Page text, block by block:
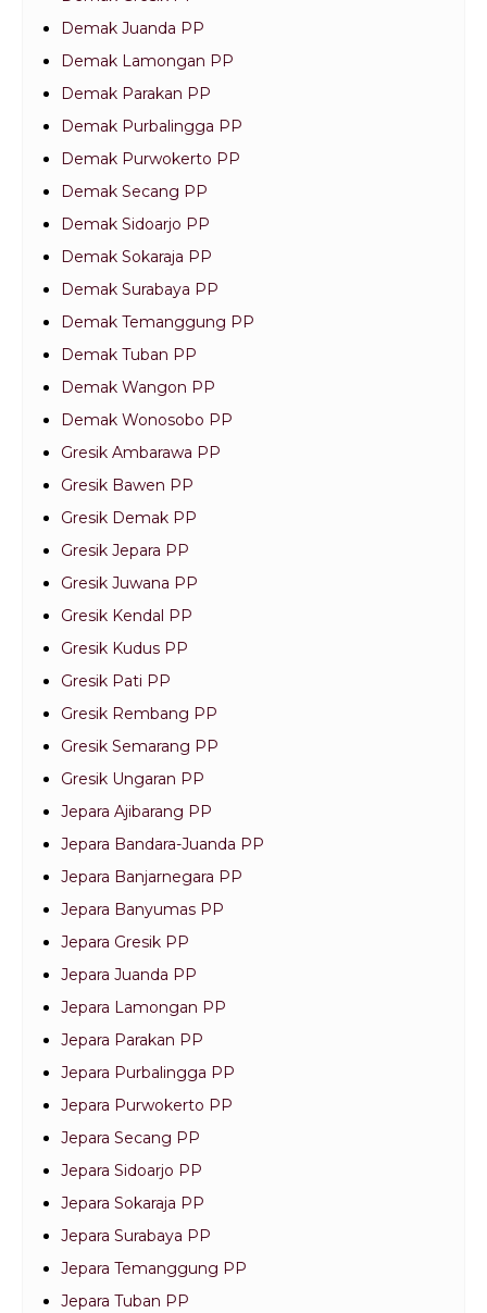
Demak Juanda PP
Demak Lamongan PP
Demak Parakan PP
Demak Purbalingga PP
Demak Purwokerto PP
Demak Secang PP
Demak Sidoarjo PP
Demak Sokaraja PP
Demak Surabaya PP
Demak Temanggung PP
Demak Tuban PP
Demak Wangon PP
Demak Wonosobo PP
Gresik Ambarawa PP
Gresik Bawen PP
Gresik Demak PP
Gresik Jepara PP
Gresik Juwana PP
Gresik Kendal PP
Gresik Kudus PP
Gresik Pati PP
Gresik Rembang PP
Gresik Semarang PP
Gresik Ungaran PP
Jepara Ajibarang PP
Jepara Bandara-Juanda PP
Jepara Banjarnegara PP
Jepara Banyumas PP
Jepara Gresik PP
Jepara Juanda PP
Jepara Lamongan PP
Jepara Parakan PP
Jepara Purbalingga PP
Jepara Purwokerto PP
Jepara Secang PP
Jepara Sidoarjo PP
Jepara Sokaraja PP
Jepara Surabaya PP
Jepara Temanggung PP
Jepara Tuban PP